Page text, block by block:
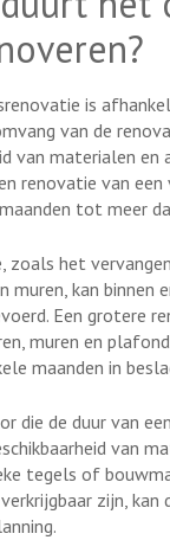
is
van de
van materialen en
renovatie van
tot meer
zoals het
muren, kan binnen
Een grotere
muren en
maanden in
die de duur van
van
tegels of
zijn,